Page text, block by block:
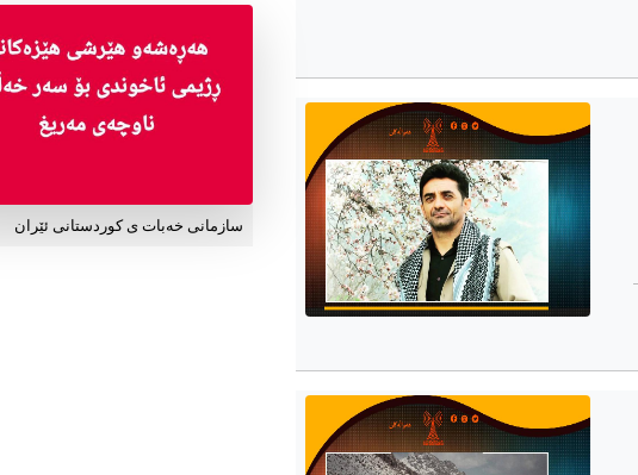
سازمانی خەبات ی کوردستانی ئێران